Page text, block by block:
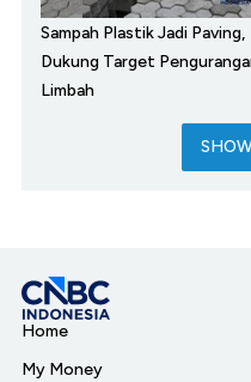
Sampah Plastik Jadi Paving,
Dukung Target
Limbah
Home
My Money